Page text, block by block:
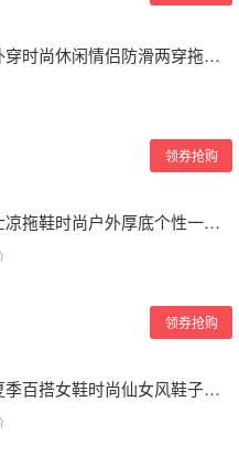
凉鞋女夏季外穿时尚休闲情侣防滑两穿拖鞋厚底沙滩鞋网红凉拖鞋男 /网红/情侣两穿【粉色】 36-37
领券抢购
夏季潮流男士凉拖鞋时尚户外厚底个性一字拖学生韩版室外沙滩凉鞋 (金色) 41
领券抢购
凉鞋女新款夏季百搭女鞋时尚仙女风鞋子网红粗跟一字带高跟鞋 酒红色 37